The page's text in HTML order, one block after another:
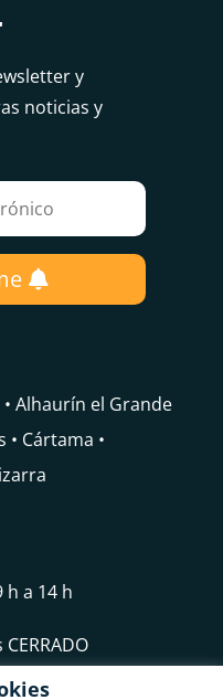
y
noticias y
Alhaurín el Grande
• Cártama •
h a 14 h